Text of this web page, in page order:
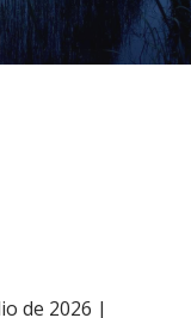
de 2026 |